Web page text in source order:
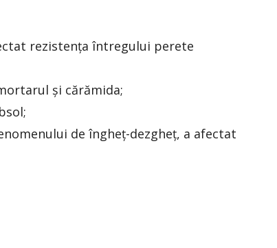
rezistența întregului perete
și cărămida;
de îngheț-dezgheț, a afectat